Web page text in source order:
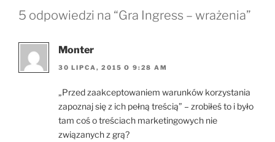
5 odpowiedzi na “Gra Ingress – wrażenia”
Monter
30 LIPCA, 2015 O 9:28 AM
„Przed zaakceptowaniem warunków korzystania
zapoznaj się z ich pełną treścią” – zrobiłeś to i było
tam coś o treściach marketingowych nie
związanych z grą?